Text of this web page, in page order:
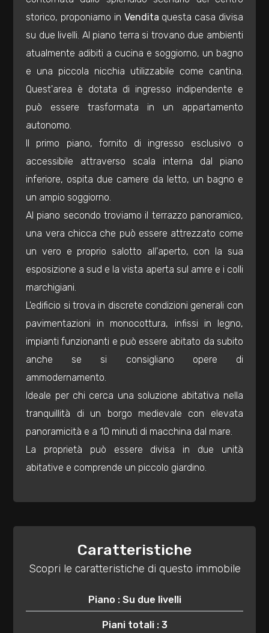
storico, proponiamo in Vendita questa casa divisa
su due livelli. Al piano terra si trovano due ambienti
atualmente adibiti a cucina e soggiorno, un bagno
e una piccola nicchia utilizzabile come cantina.
Quest'area è dotata di ingresso indipendente e
può essere trasformata in un appartamento
autonomo.
Il primo piano, fornito di ingresso esclusivo o
accessibile attraverso scala interna dal piano
inferiore, ospita due camere da letto, un bagno e
un ampio soggiorno.
Al piano secondo troviamo il terrazzo panoramico,
una vera chicca che può essere attrezzato come
un vero e proprio salotto all'aperto, con la sua
esposizione a sud e la vista aperta sul amre e i colli
marchigiani.
L'edificio si trova in discrete condizioni generali con
pavimentazioni in monocottura, infissi in legno,
impianti funzionanti e può essere abitato da subito
anche se si consigliano opere di
ammodernamento.
Ideale per chi cerca una soluzione abitativa nella
tranquillità di un borgo medievale con elevata
panoramicità e a 10 minuti di macchina dal mare.
La proprietà può essere divisa in due unità
abitative e comprende un piccolo giardino.
Caratteristiche
Scopri le caratteristiche di questo immobile
Piano : Su due livelli
Piani totali : 3
Totale
Locali
minimi
4
5
5+
minimi
Qualsiasi